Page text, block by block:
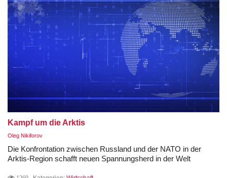
Kampf um die Arktis
Oleg Nikiforov
Die Konfrontation zwischen Russland und der NATO in der
Arktis-Region schafft neuen Spannungsherd in der Welt